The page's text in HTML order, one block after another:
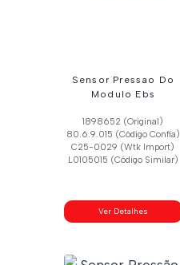
Sensor Pressao Do
Modulo Ebs
1898652 (Original)
80.6.9.015 (Código Confia)
C25-0029 (Wtk Import)
L0105015 (Código Similar)
Ver Detalhes